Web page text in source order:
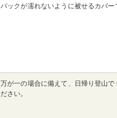
パックが濡れないように被せるカバー
万が一の場合に備えて、日帰り登山
ださい。